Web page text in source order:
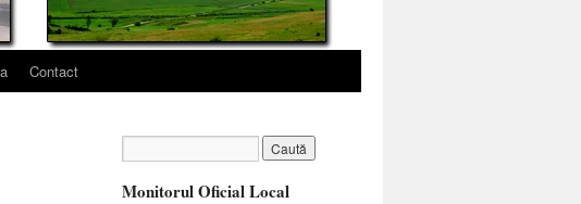
Contact
Monitorul Oficial Local